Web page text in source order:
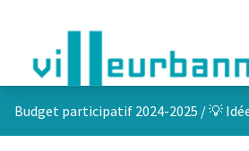
Budget participatif 2024-2025 /💡